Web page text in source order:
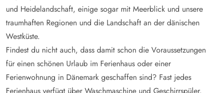
und Heidelandschaft, einige sogar mit Meerblick und unsere
traumhaften Regionen und die Landschaft an der dänischen
Westküste.
Findest du nicht auch, dass damit schon die Voraussetzungen
für einen schönen Urlaub im Ferienhaus oder einer
Ferienwohnung in Dänemark geschaffen sind? Fast jedes
Ferienhaus verfügt über Waschmaschine und Geschirrspüler.